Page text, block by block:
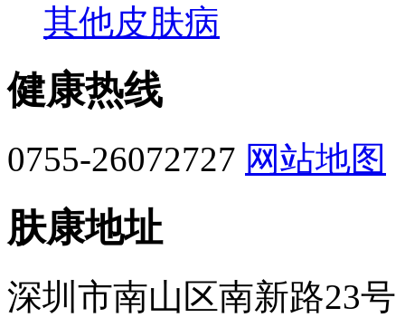
其他皮肤病
健康热线
0755-26072727 网站地图
肤康地址
深圳市南山区南新路23